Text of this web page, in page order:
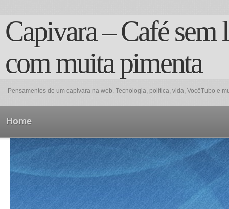
Capivara – Café sem
com muita pimenta
Pensamentos de um capivara na web. Tecnologia, política, vida, VocêTubo e
Home